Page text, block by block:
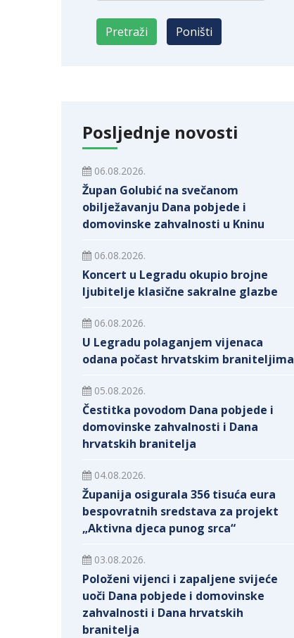
Posljednje novosti
06.08.2026.
Župan Golubić na svečanom
obilježavanju Dana pobjede i
domovinske zahvalnosti u Kninu
06.08.2026.
Koncert u Legradu okupio brojne
ljubitelje klasične sakralne glazbe
06.08.2026.
U Legradu polaganjem vijenaca
odana počast hrvatskim braniteljima
05.08.2026.
Čestitka povodom Dana pobjede i
domovinske zahvalnosti i Dana
hrvatskih branitelja
04.08.2026.
Županija osigurala 356 tisuća eura
bespovratnih sredstava za projekt
„Aktivna djeca punog srca“
03.08.2026.
Položeni vijenci i zapaljene svijeće
uoči Dana pobjede i domovinske
zahvalnosti i Dana hrvatskih
branitelja